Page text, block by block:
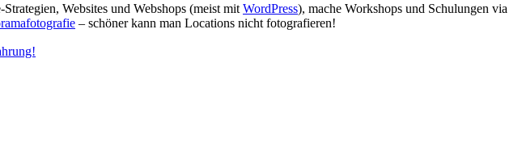
Websites und Webshops (meist mit WordPress), mache Workshops und Schulungen via
– schöner kann man Locations nicht fotografieren!